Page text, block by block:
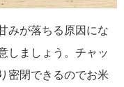
みが落ちる原因にな
しましょう。チャッ
密閉できるのでお米